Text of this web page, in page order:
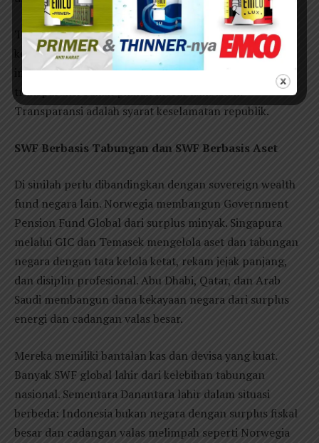
Tentu Danantara bukan 1MDB. Tidak adil menyamakan
keduanya. Tetapi pelajarannya jelas: ketika lembaga
investasi negara memakai instrumen global kompleks,
transparansi bukan pilihan moral tambahan.
Transparansi adalah syarat keselamatan republik.
SWF Berbasis Tabungan dan SWF Berbasis Aset
Di sinilah perlu dibandingkan dengan sovereign wealth
fund negara lain. Norwegia membangun Government
Pension Fund Global dari surplus minyak. Singapura
melalui GIC dan Temasek mengelola aset dan tabungan
negara dengan tata kelola ketat, rekam jejak panjang,
dan disiplin profesional. Abu Dhabi, Qatar, dan Arab
Saudi membangun dana kekayaan negara dari surplus
energi dan cadangan valas besar.
Mereka memiliki bantalan kas dan devisa yang kuat.
Banyak SWF global lahir dari kelebihan tabungan
nasional. Sementara Danantara lahir dalam situasi
berbeda: Indonesia bukan negara dengan surplus fiskal
besar dan cadangan valas melimpah seperti Norwegia